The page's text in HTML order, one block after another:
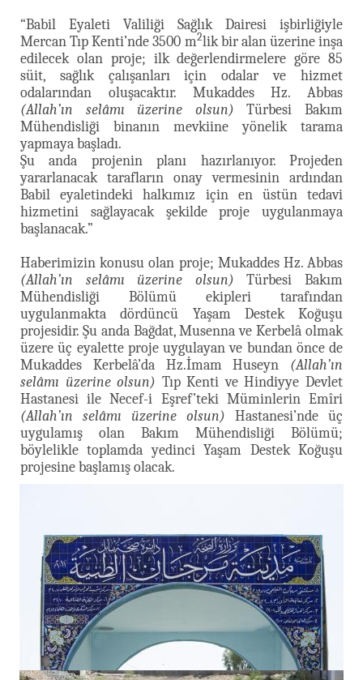
“Babil Eyaleti Valiliği Sağlık Dairesi işbirliğiyle
Mercan Tıp Kenti’nde 3500 m2lik bir alan üzerine inşa
edilecek olan proje; ilk değerlendirmelere göre 85
süit, sağlık çalışanları için odalar ve hizmet
odalarından oluşacaktır. Mukaddes Hz. Abbas
(Allah’ın selâmı üzerine olsun) Türbesi Bakım
Mühendisliği binanın mevkiine yönelik tarama
yapmaya başladı.
Şu anda projenin planı hazırlanıyor. Projeden
yararlanacak tarafların onay vermesinin ardından
Babil eyaletindeki halkımız için en üstün tedavi
hizmetini sağlayacak şekilde proje uygulanmaya
başlanacak.”
Haberimizin konusu olan proje; Mukaddes Hz. Abbas
(Allah’ın selâmı üzerine olsun) Türbesi Bakım
Mühendisliği Bölümü ekipleri tarafından
uygulanmakta dördüncü Yaşam Destek Koğuşu
projesidir. Şu anda Bağdat, Musenna ve Kerbelâ olmak
üzere üç eyalette proje uygulayan ve bundan önce de
Mukaddes Kerbelâ’da Hz.İmam Huseyn (Allah’ın
selâmı üzerine olsun) Tıp Kenti ve Hindiyye Devlet
Hastanesi ile Necef-i Eşref’teki Müminlerin Emîri
(Allah’ın selâmı üzerine olsun) Hastanesi’nde üç
uygulamış olan Bakım Mühendisliği Bölümü;
böylelikle toplamda yedinci Yaşam Destek Koğuşu
projesine başlamış olacak.